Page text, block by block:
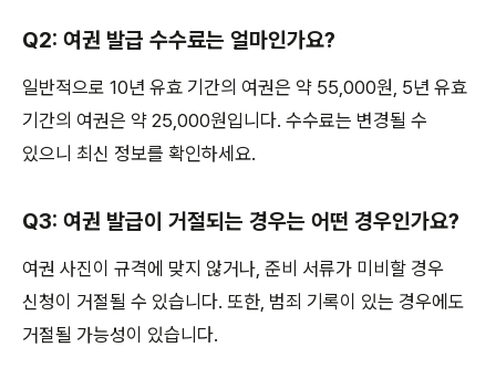
Q2: 여권 발급 수수료는 얼마인가요?
일반적으로 10년 유효 기간의 여권은 약 55,000원, 5년 유효
기간의 여권은 약 25,000원입니다. 수수료는 변경될 수
있으니 최신 정보를 확인하세요.
Q3: 여권 발급이 거절되는 경우는 어떤 경우인가요?
여권 사진이 규격에 맞지 않거나, 준비 서류가 미비할 경우
신청이 거절될 수 있습니다. 또한, 범죄 기록이 있는 경우에도
거절될 가능성이 있습니다.